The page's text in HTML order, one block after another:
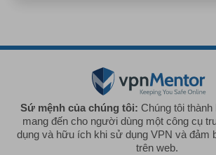
Sứ mệnh của chúng tôi: Chúng tôi
mang đến cho người dùng một công cụ
dụng và hữu ích khi sử dụng VPN và đảm
trên web.